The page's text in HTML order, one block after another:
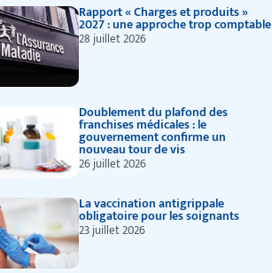
Rapport « Charges et produits »
2027 : une approche trop comptable
28 juillet 2026
Doublement du plafond des
franchises médicales : le
gouvernement confirme un
nouveau tour de vis
26 juillet 2026
La vaccination antigrippale
obligatoire pour les soignants
23 juillet 2026